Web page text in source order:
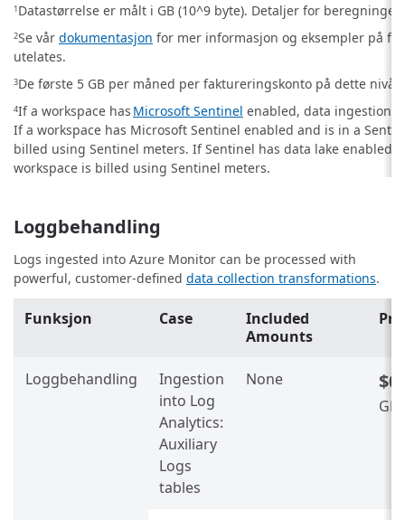
1Datastørrelse er målt i GB (10^9 byte). Detaljer for
2Se vår dokumentasjon for mer informasjon og eksempler på
utelates.
3De første 5 GB per måned per faktureringskonto på dette
4If a workspace has Microsoft Sentinel enabled, data ingestion
If a workspace has Microsoft Sentinel enabled and is in a
billed using Sentinel meters. If Sentinel has data lake
workspace is billed using Sentinel meters.
Loggbehandling
Logs ingested into Azure Monitor can be processed with
powerful, customer-defined data collection transformations.
Funksjon Case
Included
Amounts
Pris
Loggbehandling
Ingestion
into Log
Analytics:
Auxiliary
Logs
tables
None
GB